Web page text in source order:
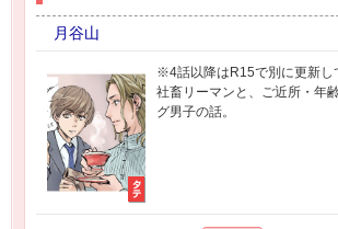
月谷山
※4話以降はR15で別に更新し
社畜リーマンと、ご近所・年
グ男子の話。